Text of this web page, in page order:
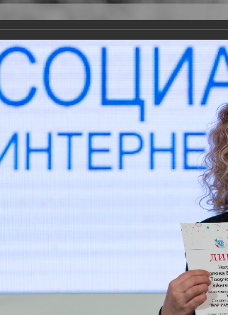
Версия для слабовидящих
Новости Деятельность